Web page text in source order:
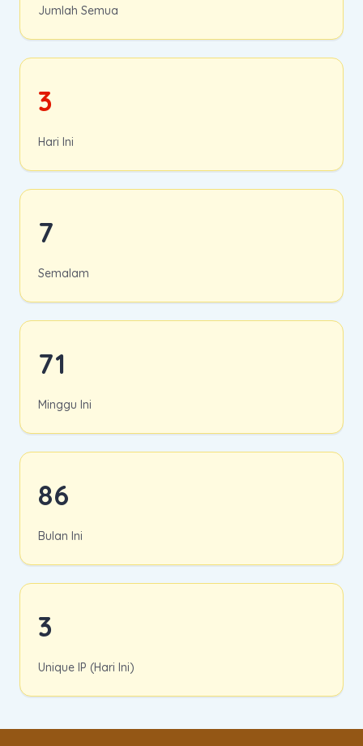
Jumlah Semua
3
Hari Ini
7
Semalam
71
Minggu Ini
86
Bulan Ini
3
Unique IP (Hari Ini)